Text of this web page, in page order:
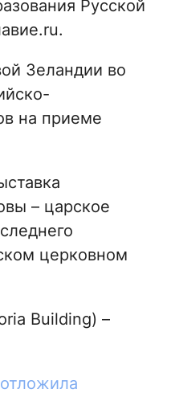
Русской
Зеландии во
на приеме
– царское
церковном
Building) –